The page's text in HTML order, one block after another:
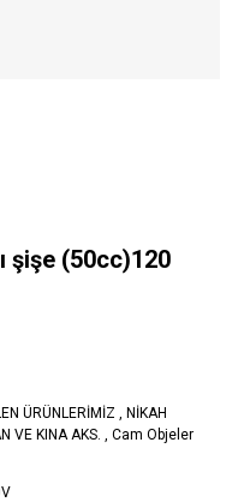
şişe (50cc)120
ÜRÜNLERİMİZ , NİKAH
VE KINA AKS. ,Cam Objeler